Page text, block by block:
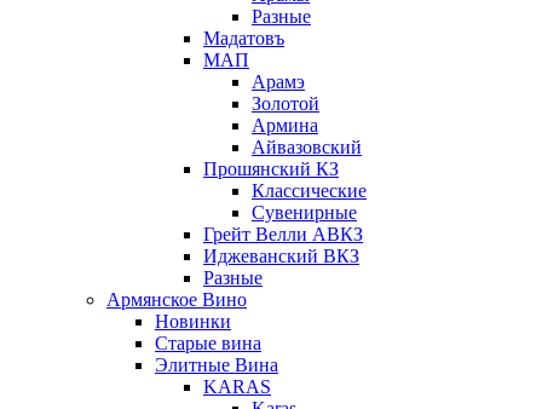
Разные
Мадатовъ
МАП
Арамэ
Золотой
Армина
Айвазовский
Прошянский КЗ
Классические
Сувенирные
Грейт Велли АВКЗ
Иджеванский ВКЗ
Разные
Армянское Вино
Новинки
Старые вина
Элитные Вина
KARAS